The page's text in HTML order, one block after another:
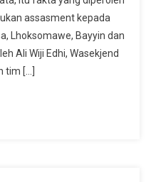
Etnis
Rohingya
Itu
Nyata
assasment kepada
Lhoksomawe, Bayyin dan
Ali Wiji Edhi, Wasekjend
tim […]